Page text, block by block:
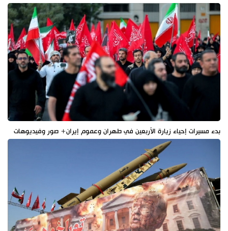
بدء مسيرات إحياء زيارة الأربعين في طهران وعموم إيران+ صور وفيديوهات